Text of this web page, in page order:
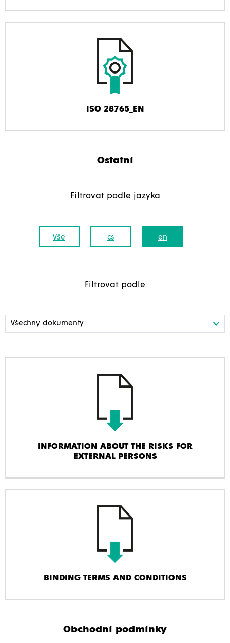
ISO 28765_EN
Ostatní
Filtrovat podle jazyka
Vše cs en
Filtrovat podle
INFORMATION ABOUT THE RISKS FOR
EXTERNAL PERSONS
BINDING TERMS AND CONDITIONS
Obchodní podmínky